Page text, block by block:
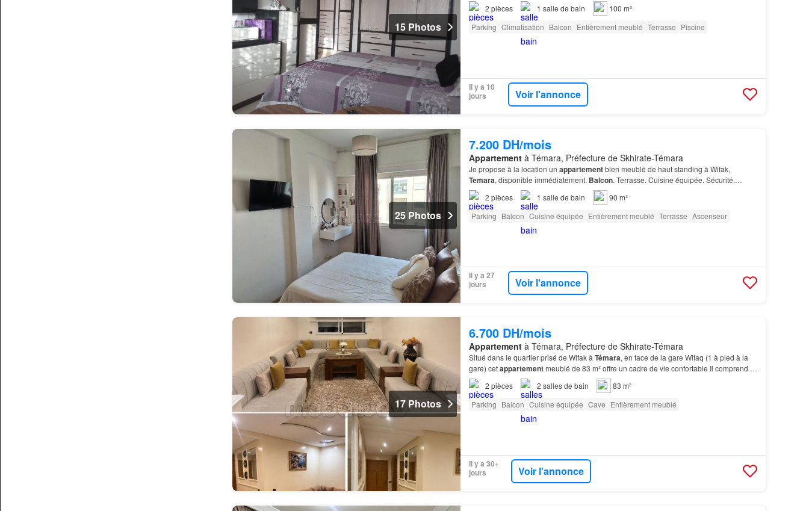
15 Photos
2 pièces 1 salle de bain
100 m²
Parking Climatisation Balcon Entièrement meublé Terrasse Piscine
Il y a 10
jours
Voir l'annonce
25 Photos
7.200 DH/mois
Appartementà Témara, Préfecture de Skhirate-Témara
Je propose à la location un appartementbien meublé de haut standing à Wifak,
Temara, disponible immédiatement. Balcon. Terrasse. Cuisine équipée. Sécurité.
Parking. Câblage téléphonique…
2 pièces 1 salle de bain
90 m²
Parking Balcon Cuisine équipée Entièrement meublé Terrasse Ascenseur
Il y a 27
jours
Voir l'annonce
17 Photos
6.700 DH/mois
Appartementà Témara, Préfecture de Skhirate-Témara
Situé dans le quartier prisé de Wifak à Témara, en face de la gare Wifaq (1 à pied à la
gare) cetappartementmeublé de 83 m² offre un cadre de vie confortable Il comprend 2
chambres, salles de bain avec douche, WC séparé, un…
2 pièces 2 salles de bain
83 m²
Parking Balcon Cuisine équipée Cave Entièrement meublé
Il y a 30+
jours
Voir l'annonce